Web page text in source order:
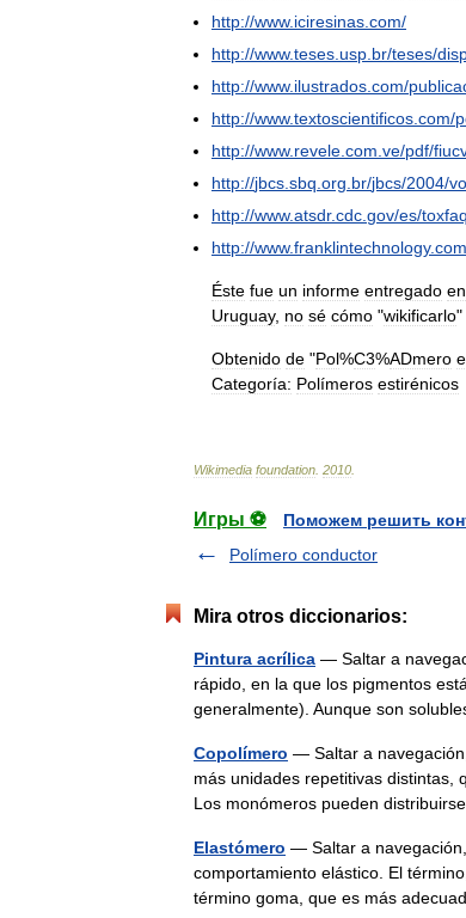
http://www. iciresinas com/
http://www.teses usp br/teses/
http://www. ilustrados com/
http://www.textoscientificos com/
http://www. revele com ve/pdf/
http://jbcs sbq org br/jbcs/2004/
http://www.atsdr.cdc gov/es/
http://www.franklintechnology.com
Éste fue un informe entregado en
Uruguay, no sé cómo "wikificarlo"
Obtenido de "Pol%C3%ADmero
Categoría: Polímeros estirénicos
Wikimedia foundation 2010
Игры ⚽
Поможем решить
Polímero conductor
Mira otros diccionarios:
Pintura acrílica — Saltar a
rápido, en la que los pigmentos
generalmente). Aunque son
Copolímero — Saltar a
más unidades repetitivas distintas,
Los monómeros pueden
Elastómero — Saltar a
comportamiento elástico. El
término goma, que es más